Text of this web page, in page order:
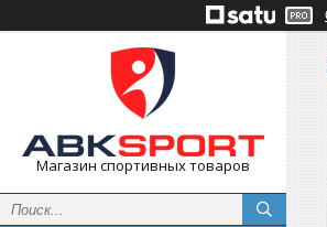
Магазин спортивных товаров